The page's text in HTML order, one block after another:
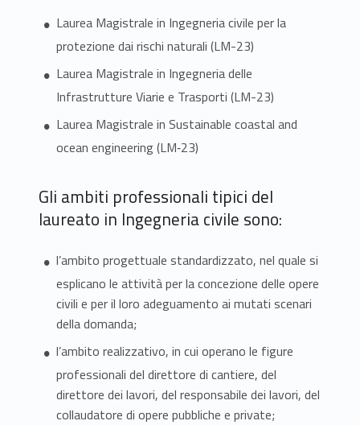
Laurea Magistrale in Ingegneria civile per la
protezione dai rischi naturali (LM-23)
Laurea Magistrale in Ingegneria delle
Infrastrutture Viarie e Trasporti (LM-23)
Laurea Magistrale in Sustainable coastal and
ocean engineering (LM‐23)
Gli ambiti professionali tipici del
laureato in Ingegneria civile sono:
l’ambito progettuale standardizzato, nel quale si
esplicano le attività per la concezione delle opere
civili e per il loro adeguamento ai mutati scenari
della domanda;
l’ambito realizzativo, in cui operano le figure
professionali del direttore di cantiere, del
direttore dei lavori, del responsabile dei lavori, del
collaudatore di opere pubbliche e private;